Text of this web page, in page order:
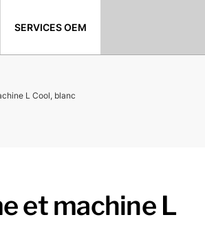
SERVICES OEM
L Cool, blanc
et machine L